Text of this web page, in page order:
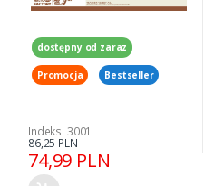
dostępny od zaraz
Promocja Bestseller
Indeks: 3001
74,99 PLN
86,25 PLN